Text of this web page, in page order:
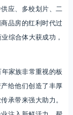
应、多校划片、二
品房的红利时代过
综合体大获成功，
年家族非常重视的板
给他们创造了丰厚
承带来强大助力。